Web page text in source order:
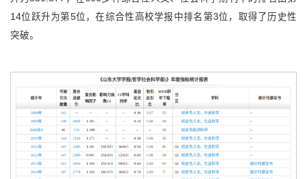
14位跃升为第5位，在综合性高校学报中排名第3位，取得了历史性
突破。